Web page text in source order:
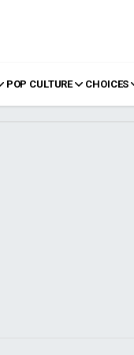
POP CULTURE CHOICES